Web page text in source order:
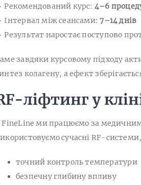
Рекомендований курс: 4–6
Інтервал між сеансами:7–14 днів
Результат наростає поступово
завдяки курсовому підходу
колагену, а ефект
ліфтинг у
FineLine ми працюємо за
сучасні RF-
точний контроль температури
безпечну глибину впливу